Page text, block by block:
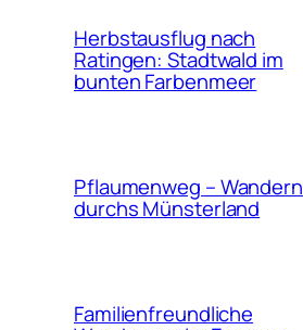
Herbstausflug nach
Ratingen: Stadtwald im
bunten Farbenmeer
Pflaumenweg – Wandern
durchs Münsterland
Familienfreundliche